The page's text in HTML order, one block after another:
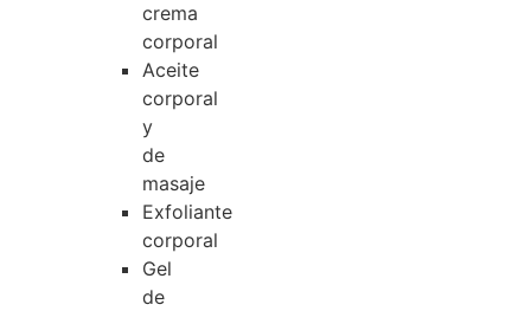
crema
corporal
Aceite
corporal
y
de
masaje
Exfoliante
corporal
Gel
de